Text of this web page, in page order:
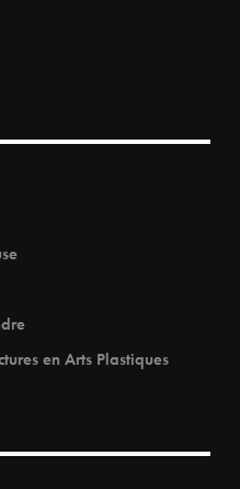
en Arts Plastiques